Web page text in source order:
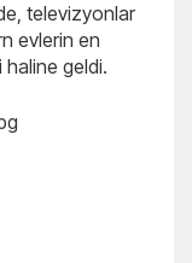
televizyonlar
evlerin en
haline geldi.